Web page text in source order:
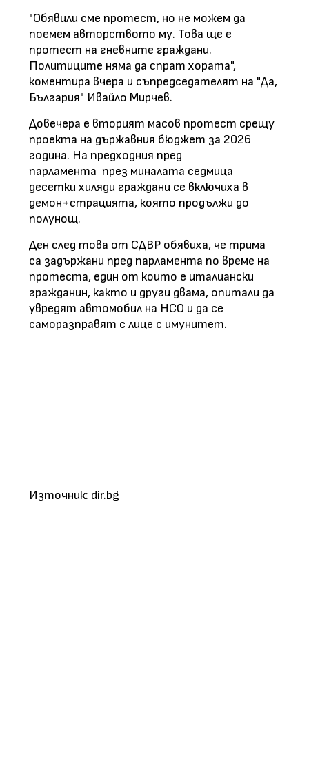
"Обявили сме протест, но не можем да
поемем авторството му. Това ще е
протест на гневните граждани.
Политиците няма да спрат хората",
коментира вчера и съпредседателят на "Да,
България" Ивайло Мирчев.
Довечера е вторият масов протест срещу
проекта на държавния бюджет за 2026
година. На предходния пред
парламента през миналата седмица
десетки хиляди граждани се включиха в
демон+страцията, която продължи до
полунощ.
Ден след това от СДВР обявиха, че трима
са задържани пред парламента по време на
протеста, един от които е италиански
гражданин, както и други двама, опитали да
увредят автомобил на НСО и да се
саморазправят с лице с имунитет.
Източник: dir.bg